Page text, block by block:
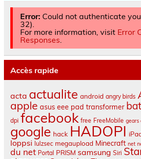
Error:Could not authenticate
32).
For more information, visit Error
Responses.
Accès rapide
acta actualite android angry birds
apple asus eee pad transformer
dpi facebook free FreeMobile gears
google hack HADOPI
loppsi lulzsec megaupload Minecraft net
du net Portal PRISM samsung Siri